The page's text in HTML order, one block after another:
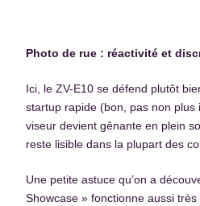
Photo de rue : réactivité et
Ici, le ZV-E10 se défend plutôt
startup rapide (bon, pas non plus
viseur devient gênante en plein
reste lisible dans la plupart des
Une petite astuce qu’on a
Showcase » fonctionne aussi